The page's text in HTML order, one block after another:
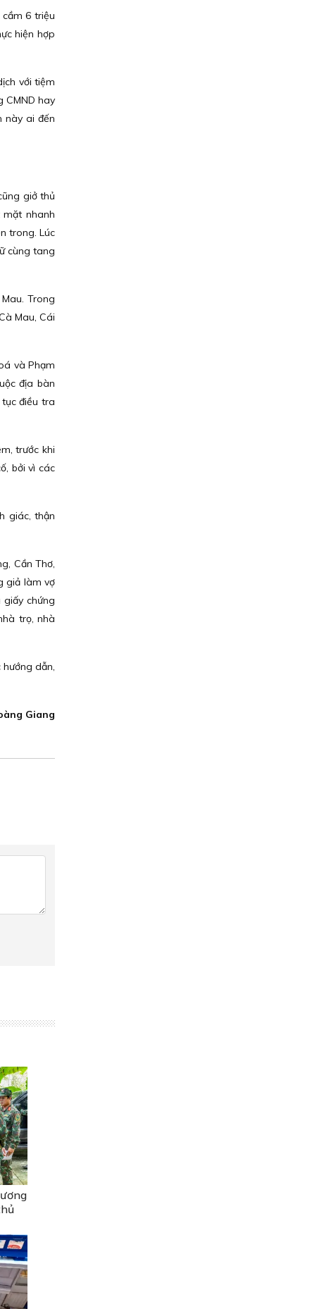
6 triệu
hiện hợp
với tiệm
CMND hay
này ai đến
giở thủ
nhanh
trong. Lúc
cùng tang
Trong
Mau, Cái
và Phạm
địa bàn
điều tra
trước khi
bởi vì các
giác, thận
Cần Thơ,
giả làm vợ
chứng
trọ, nhà
dẫn,
Giang